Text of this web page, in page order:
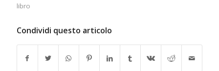
libro
Condividi questo articolo